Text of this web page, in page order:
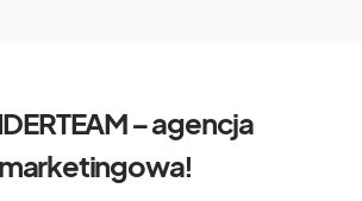
– agencja
marketingowa!